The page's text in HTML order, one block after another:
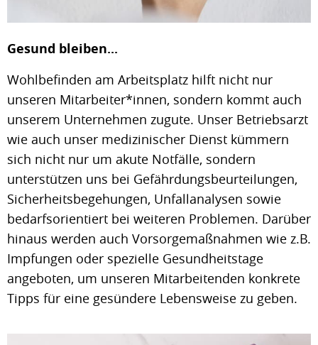
Gesund bleiben...
Wohlbefinden am Arbeitsplatz hilft nicht nur
unseren Mitarbeiter*innen, sondern kommt auch
unserem Unternehmen zugute. Unser Betriebsarzt
wie auch unser medizinischer Dienst kümmern
sich nicht nur um akute Notfälle, sondern
unterstützen uns bei Gefährdungsbeurteilungen,
Sicherheitsbegehungen, Unfallanalysen sowie
bedarfsorientiert bei weiteren Problemen. Darüber
hinaus werden auch Vorsorgemaßnahmen wie z.B.
Impfungen oder spezielle Gesundheitstage
angeboten, um unseren Mitarbeitenden konkrete
Tipps für eine gesündere Lebensweise zu geben.